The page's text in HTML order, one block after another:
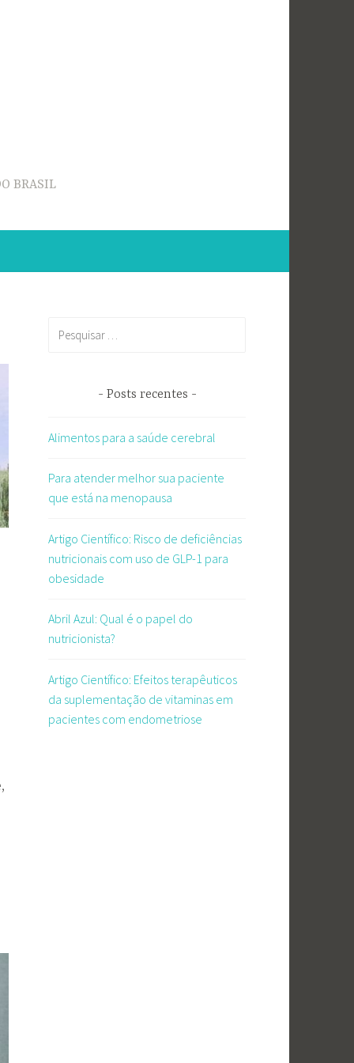
BRASIL
Posts recentes
Alimentos para a saúde cerebral
Para atender melhor sua paciente
que está na menopausa
Artigo Científico: Risco de deficiências
nutricionais com uso de GLP-1 para
obesidade
Abril Azul: Qual é o papel do
nutricionista?
Artigo Científico: Efeitos terapêuticos
da suplementação de vitaminas em
pacientes com endometriose